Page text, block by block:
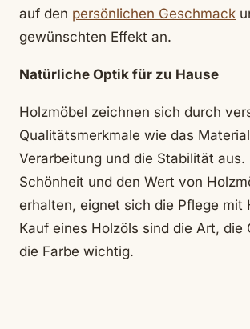
auf den persönlichen Geschmack
gewünschten Effekt an.
Natürliche Optik für zu Hause
Holzmöbel zeichnen sich durch
Qualitätsmerkmale wie das
Verarbeitung und die Stabilität aus.
Schönheit und den Wert von
erhalten, eignet sich die Pflege mit
Kauf eines Holzöls sind die Art, die
die Farbe wichtig.